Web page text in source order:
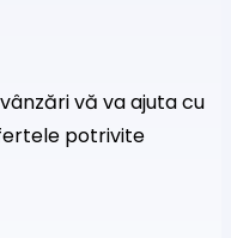
vă va ajuta cu
potrivite